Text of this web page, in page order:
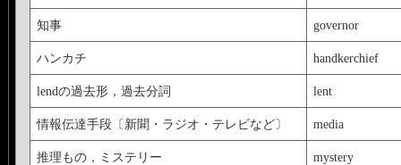
知事 governor
ハンカチ handkerchief
lendの過去形，過去分詞 lent
情報伝達手段〔新聞・ラジオ・テレビなど〕 media
推理もの，ミステリー mystery